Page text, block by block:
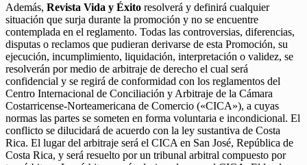
Además, Revista Vida y Éxito resolverá y definirá cualquier
situación que surja durante la promoción y no se encuentre
contemplada en el reglamento. Todas las controversias, diferencias,
disputas o reclamos que pudieran derivarse de esta Promoción, su
ejecución, incumplimiento, liquidación, interpretación o validez, se
resolverán por medio de arbitraje de derecho el cual será
confidencial y se regirá de conformidad con los reglamentos del
Centro Internacional de Conciliación y Arbitraje de la Cámara
Costarricense-Norteamericana de Comercio («CICA»), a cuyas
normas las partes se someten en forma voluntaria e incondicional. El
conflicto se dilucidará de acuerdo con la ley sustantiva de Costa
Rica. El lugar del arbitraje será el CICA en San José, República de
Costa Rica, y será resuelto por un tribunal arbitral compuesto por